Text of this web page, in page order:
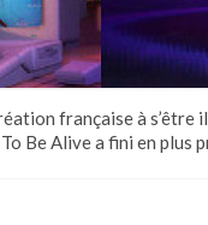
française à
Be Alive a fini en plus